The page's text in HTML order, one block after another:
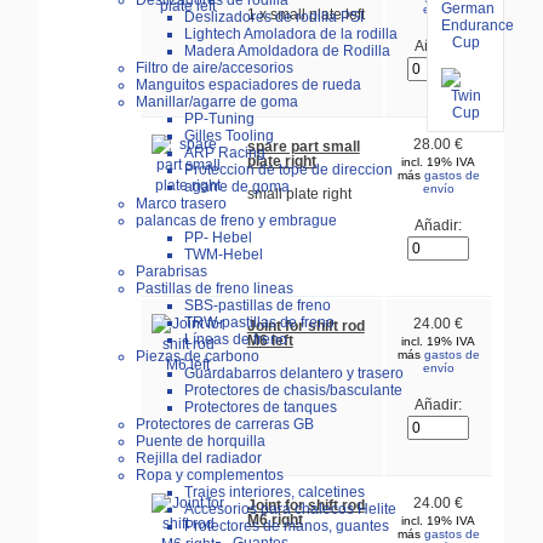
Deslizadores de rodilla PSI
Lightech Amoladora de la rodilla
Madera Amoldadora de Rodilla
Filtro de aire/accesorios
Manguitos espaciadores de rueda
Manillar/agarre de goma
PP-Tuning
Gilles Tooling
ARP Racing
Proteccion de tope de direccion
agarre de goma
Marco trasero
palancas de freno y embrague
PP- Hebel
TWM-Hebel
Parabrisas
Pastillas de freno lineas
SBS-pastillas de freno
TRW-pastillas de freno
Líneas de freno
Piezas de carbono
Guardabarros delantero y trasero
Protectores de chasis/basculante
Protectores de tanques
Protectores de carreras GB
Puente de horquilla
Rejilla del radiador
Ropa y complementos
Trajes interiores, calcetines
Accesorios para chalecos Helite
Protectores de manos, guantes
1 x small plate left
envío
Añadir:
spare part small
plate right
small plate right
28.00 €
incl. 19% IVA
más gastos de
envío
Añadir:
Joint for shift rod
M6 left
24.00 €
incl. 19% IVA
más gastos de
envío
Añadir:
Joint for shift rod
M6 right
24.00 €
incl. 19% IVA
más gastos de